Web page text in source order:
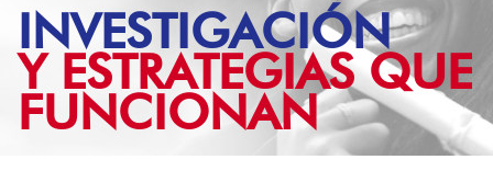
INVESTIGACIÓN
Y ESTRATEGIAS QUE
FUNCIONAN